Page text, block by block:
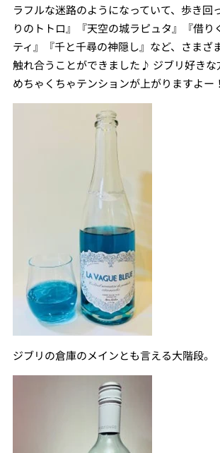
ラフルな迷路のようになっていて、歩き回
りのトトロ』『天空の城ラピュタ』『借り
ティ』『千と千尋の神隠し』など、さまざ
触れ合うことができました♪ ジブリ好きな
めちゃくちゃテンションが上がりますよー！
ジブリの倉庫のメインとも言える大階段。